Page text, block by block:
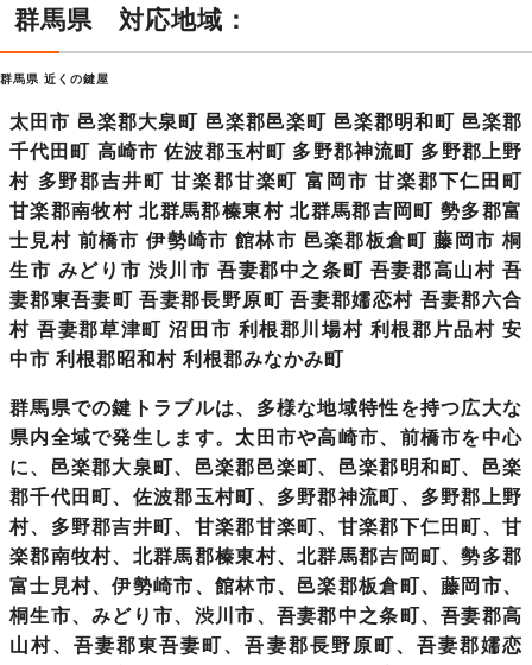
群馬県 対応地域：
群馬県 近くの鍵屋
太田市 邑楽郡大泉町 邑楽郡邑楽町 邑楽郡明和町 邑楽郡
千代田町 高崎市 佐波郡玉村町 多野郡神流町 多野郡上野
村 多野郡吉井町 甘楽郡甘楽町 富岡市 甘楽郡下仁田町
甘楽郡南牧村 北群馬郡榛東村 北群馬郡吉岡町 勢多郡富
士見村 前橋市 伊勢崎市 館林市 邑楽郡板倉町 藤岡市 桐
生市 みどり市 渋川市 吾妻郡中之条町 吾妻郡高山村 吾
妻郡東吾妻町 吾妻郡長野原町 吾妻郡嬬恋村 吾妻郡六合
村 吾妻郡草津町 沼田市 利根郡川場村 利根郡片品村 安
中市 利根郡昭和村 利根郡みなかみ町
群馬県での鍵トラブルは、多様な地域特性を持つ広大な
県内全域で発生します。太田市や高崎市、前橋市を中心
に、邑楽郡大泉町、邑楽郡邑楽町、邑楽郡明和町、邑楽
郡千代田町、佐波郡玉村町、多野郡神流町、多野郡上野
村、多野郡吉井町、甘楽郡甘楽町、甘楽郡下仁田町、甘
楽郡南牧村、北群馬郡榛東村、北群馬郡吉岡町、勢多郡
富士見村、伊勢崎市、館林市、邑楽郡板倉町、藤岡市、
桐生市、みどり市、渋川市、吾妻郡中之条町、吾妻郡高
山村、吾妻郡東吾妻町、吾妻郡長野原町、吾妻郡嬬恋